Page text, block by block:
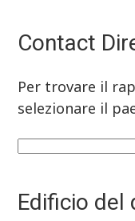
Contact
Per trovare il
selezionare il
Edificio del